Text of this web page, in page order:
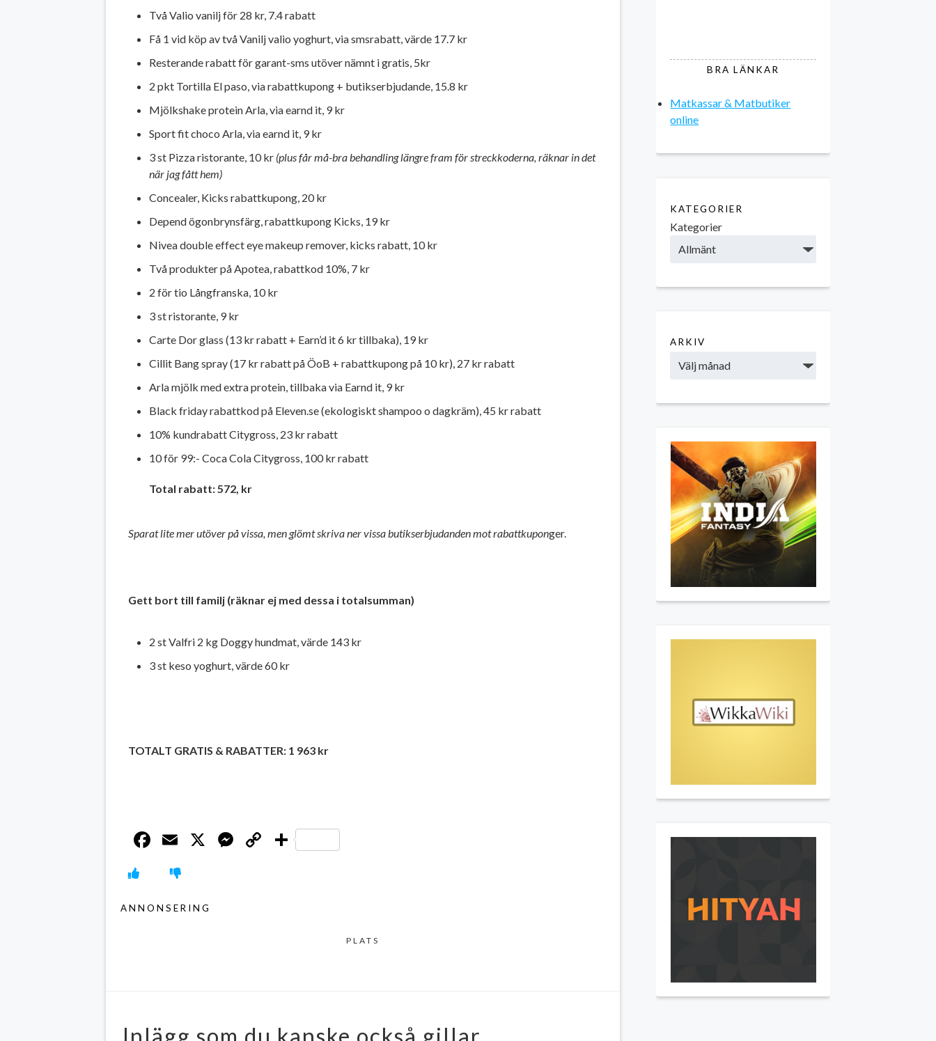
Två Valio vanilj för 28 kr, 7.4 rabatt
Få 1 vid köp av två Vanilj valio yoghurt, via smsrabatt, värde 17.7 kr
Resterande rabatt för garant-sms utöver nämnt i gratis, 5kr
2 pkt Tortilla El paso, via rabattkupong + butikserbjudande, 15.8 kr
Mjölkshake protein Arla, via earnd it, 9 kr
Sport fit choco Arla, via earnd it, 9 kr
3 st Pizza ristorante, 10 kr (plus får må-bra behandling längre fram för streckkoderna, räknar in det
när jag fått hem)
Concealer, Kicks rabattkupong, 20 kr
Depend ögonbrynsfärg, rabattkupong Kicks, 19 kr
Nivea double effect eye makeup remover, kicks rabatt, 10 kr
Två produkter på Apotea, rabattkod 10%, 7 kr
2 för tio Långfranska, 10 kr
3 st ristorante, 9 kr
Carte Dor glass (13 kr rabatt + Earn’d it 6 kr tillbaka), 19 kr
Cillit Bang spray (17 kr rabatt på ÖoB + rabattkupong på 10 kr), 27 kr rabatt
Arla mjölk med extra protein, tillbaka via Earnd it, 9 kr
Black friday rabattkod på Eleven.se (ekologiskt shampoo o dagkräm), 45 kr rabatt
10% kundrabatt Citygross, 23 kr rabatt
10 för 99:- Coca Cola Citygross, 100 kr rabatt
Total rabatt: 572, kr
Sparat lite mer utöver på vissa, men glömt skriva ner vissa butikserbjudanden mot rabattkuponger.
Gett bort till familj (räknar ej med dessa i totalsumman)
2 st Valfri 2 kg Doggy hundmat, värde 143 kr
3 st keso yoghurt, värde 60 kr
TOTALT GRATIS & RABATTER: 1 963 kr
Facebook
Email
X Messenger
CopyDela
ANNONSERING
PLATS
BRA LÄNKAR
Matkassar & Matbutiker
online
KATEGORIER
Kategorier
ARKIV